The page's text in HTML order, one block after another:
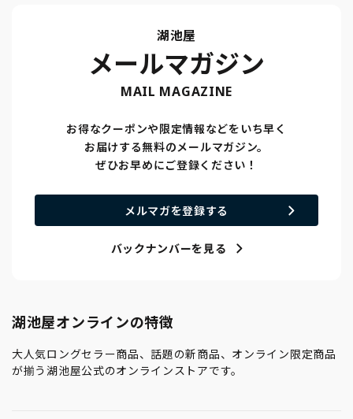
湖池屋
メールマガジン
MAIL MAGAZINE
お得なクーポンや限定情報などをいち早く
お届けする無料のメールマガジン。
ぜひお早めにご登録ください！
メルマガを登録する
バックナンバーを見る
湖池屋オンラインの特徴
大人気ロングセラー商品、話題の新商品、オンライン限定商品
が揃う湖池屋公式のオンラインストアです。